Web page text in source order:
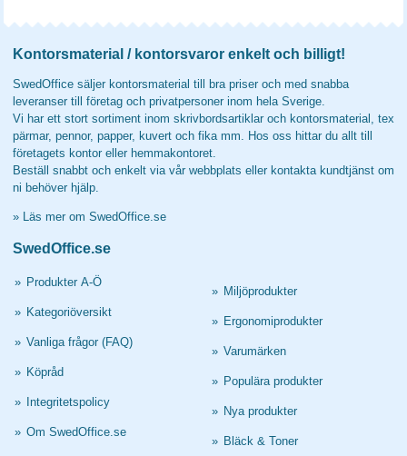
Kontorsmaterial / kontorsvaror enkelt och billigt!
SwedOffice säljer kontorsmaterial till bra priser och med snabba
leveranser till företag och privatpersoner inom hela Sverige.
Vi har ett stort sortiment inom skrivbordsartiklar och kontorsmaterial, tex
pärmar, pennor, papper, kuvert och fika mm. Hos oss hittar du allt till
företagets kontor eller hemmakontoret.
Beställ snabbt och enkelt via vår webbplats eller kontakta kundtjänst om
ni behöver hjälp.
» Läs mer om SwedOffice.se
SwedOffice.se
» Produkter A-Ö
» Kategoriöversikt
» Vanliga frågor (FAQ)
» Köpråd
» Integritetspolicy
» Om SwedOffice.se
» Miljöprodukter
» Ergonomiprodukter
» Varumärken
» Populära produkter
» Nya produkter
» Bläck & Toner